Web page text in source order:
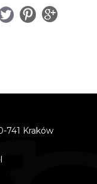
741 Kraków